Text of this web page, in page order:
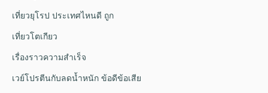
เที่ยวยุโรป ประเทศไหนดี ถูก
เที่ยวโตเกียว
เรื่องราวความสำเร็จ
เวย์โปรตีนกับลดน้ำหนัก ข้อดีข้อเสีย